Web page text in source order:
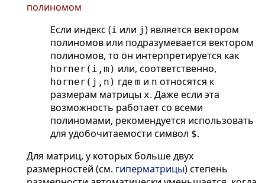
полиномом
Если индекс (i или j) является вектором
полиномов или подразумевается вектором
полиномов, то он интерпретируется как
horner(i,m) или, соответственно,
horner(j,n) где m и n относятся к
размерам матрицы x. Даже если эта
возможность работает со всеми
полиномами, рекомендуется использовать
для удобочитаемости символ $.
Для матриц, у которых больше двух
размерностей (см. гиперматрицы) степень